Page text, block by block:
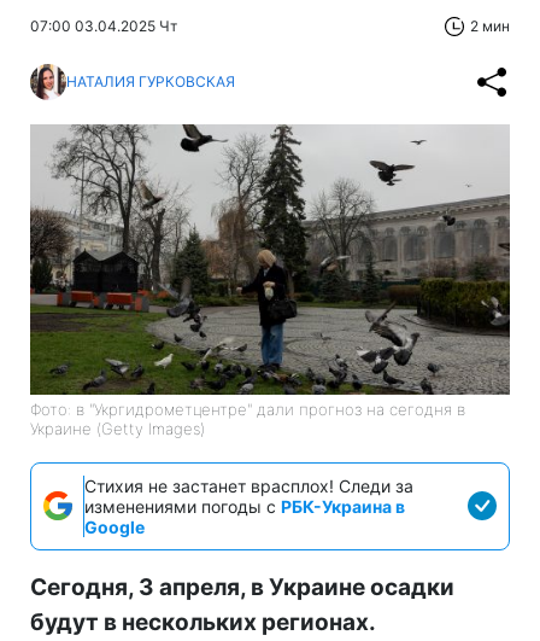
07:00 03.04.2025 Чт 2 мин
НАТАЛИЯ ГУРКОВСКАЯ
Фото: в "Укргидрометцентре" дали прогноз на сегодня в
Украине (Getty Images)
Стихия не застанет врасплох! Следи за
изменениями погоды с РБК-Украина в
Google
Сегодня, 3 апреля, в Украине осадки
будут в нескольких регионах.